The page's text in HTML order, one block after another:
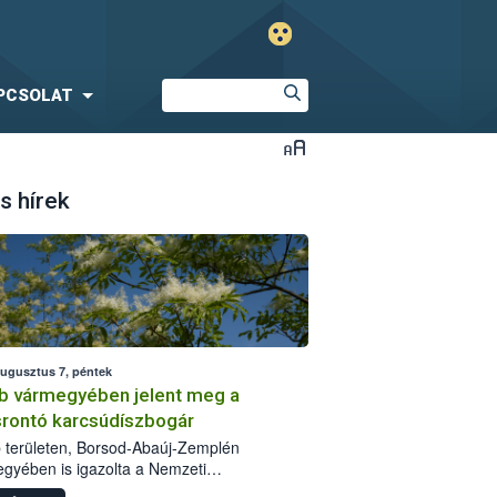
hírek
7, péntek
vármegyében jelent meg a
karcsúdíszbogár
területen, Borsod-Abaúj-Zemplén
is igazolta a Nemzeti
biztonsági Hivatal (Nébih) a